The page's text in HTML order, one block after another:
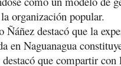
organización popular.
Ñáñez destacó que la
en Naguanagua
que compartir con